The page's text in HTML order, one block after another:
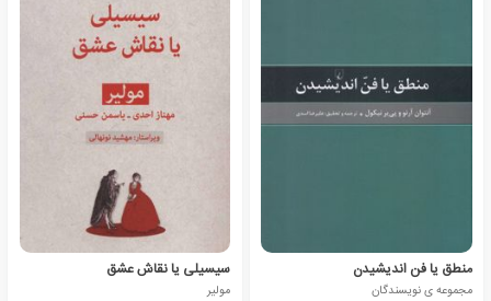
منطق یا فن اندیشیدن
مجموعه ی نویسندگان
سیسیلی یا نقاش عشق
مولیر